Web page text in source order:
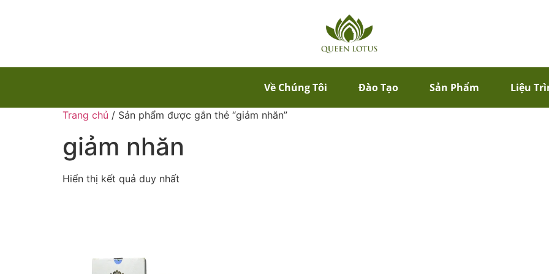
Về Chúng Tôi Đào Tạo Sản Phẩm Liệu
Trang chủ / Sản phẩm được gắn thẻ “giảm nhăn”
giảm nhăn
Hiển thị kết quả duy nhất